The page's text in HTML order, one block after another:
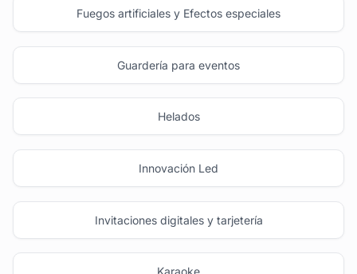
Fuegos artificiales y Efectos especiales
Guardería para eventos
Helados
Innovación Led
Invitaciones digitales y tarjetería